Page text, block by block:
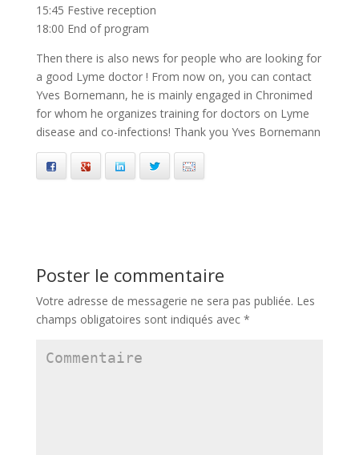
15:45 Festive reception
18:00 End of program
Then there is also news for people who are looking for
a good Lyme doctor ! From now on, you can contact
Yves Bornemann, he is mainly engaged in Chronimed
for whom he organizes training for doctors on Lyme
disease and co-infections! Thank you Yves Bornemann
Facebook Google+ LinkedIn Twitter Email
Poster le commentaire
Votre adresse de messagerie ne sera pas publiée. Les
champs obligatoires sont indiqués avec *